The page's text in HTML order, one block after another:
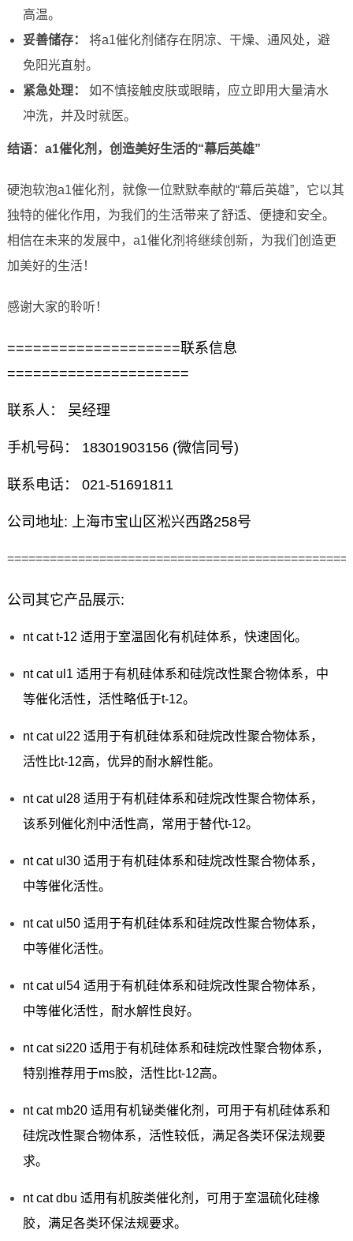
高温。
妥善储存：
将a1催化剂储存在阴凉、干燥、通风处，避
免阳光直射。
紧急处理：
如不慎接触皮肤或眼睛，应立即用大量清水
冲洗，并及时就医。
结语：a1催化剂，创造美好生活的“幕后英雄”
硬泡软泡a1催化剂，就像一位默默奉献的“幕后英雄”，它以其
独特的催化作用，为我们的生活带来了舒适、便捷和安全。
相信在未来的发展中，a1催化剂将继续创新，为我们创造更
加美好的生活！
感谢大家的聆听！
====================联系信息
=====================
联系人： 吴经理
手机号码： 18301903156 (微信同号)
联系电话： 021-51691811
公司地址: 上海市宝山区淞兴西路258号
公司其它产品展示:
nt cat t-12 适用于室温固化有机硅体系，快速固化。
nt cat ul1 适用于有机硅体系和硅烷改性聚合物体系，中
等催化活性，活性略低于t-12。
nt cat ul22 适用于有机硅体系和硅烷改性聚合物体系，
活性比t-12高，优异的耐水解性能。
nt cat ul28 适用于有机硅体系和硅烷改性聚合物体系，
该系列催化剂中活性高，常用于替代t-12。
nt cat ul30 适用于有机硅体系和硅烷改性聚合物体系，
中等催化活性。
nt cat ul50 适用于有机硅体系和硅烷改性聚合物体系，
中等催化活性。
nt cat ul54 适用于有机硅体系和硅烷改性聚合物体系，
中等催化活性，耐水解性良好。
nt cat si220 适用于有机硅体系和硅烷改性聚合物体系，
特别推荐用于ms胶，活性比t-12高。
nt cat mb20 适用有机铋类催化剂，可用于有机硅体系和
硅烷改性聚合物体系，活性较低，满足各类环保法规要
求。
nt cat dbu 适用有机胺类催化剂，可用于室温硫化硅橡
胶，满足各类环保法规要求。